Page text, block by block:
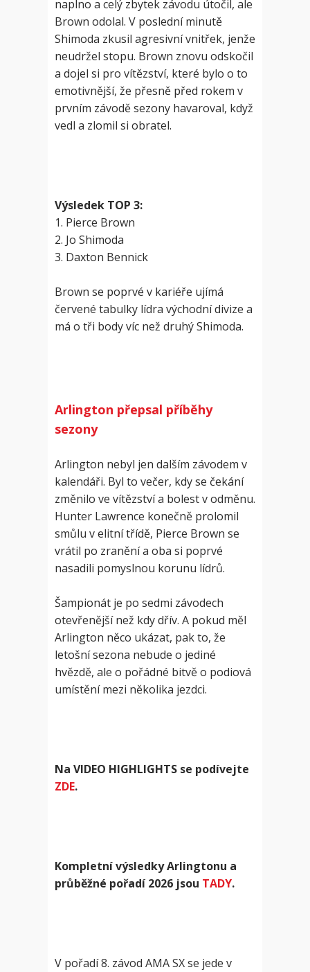
naplno a celý zbytek závodu útočil, ale
Brown odolal. V poslední minutě
Shimoda zkusil agresivní vnitřek, jenže
neudržel stopu. Brown znovu odskočil
a dojel si pro vítězství, které bylo o to
emotivnější, že přesně před rokem v
prvním závodě sezony havaroval, když
vedl a zlomil si obratel.
Výsledek TOP 3:
1. Pierce Brown
2. Jo Shimoda
3. Daxton Bennick
Brown se poprvé v kariéře ujímá
červené tabulky lídra východní divize a
má o tři body víc než druhý Shimoda.
Arlington přepsal příběhy
sezony
Arlington nebyl jen dalším závodem v
kalendáři. Byl to večer, kdy se čekání
změnilo ve vítězství a bolest v odměnu.
Hunter Lawrence konečně prolomil
smůlu v elitní třídě, Pierce Brown se
vrátil po zranění a oba si poprvé
nasadili pomyslnou korunu lídrů.
Šampionát je po sedmi závodech
otevřenější než kdy dřív. A pokud měl
Arlington něco ukázat, pak to, že
letošní sezona nebude o jediné
hvězdě, ale o pořádné bitvě o podiová
umístění mezi několika jezdci.
Na VIDEO HIGHLIGHTS se podívejte
ZDE.
Kompletní výsledky Arlingtonu a
průběžné pořadí 2026 jsou TADY.
V pořadí 8. závod AMA SX se jede v